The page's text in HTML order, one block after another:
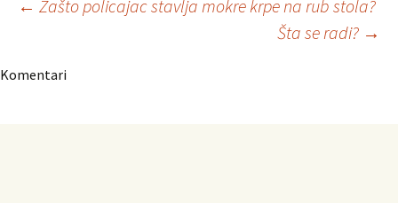
Navigacija
članaka
← Zašto policajac stavlja mokre krpe na rub stola?
Šta se radi? →
Komentari